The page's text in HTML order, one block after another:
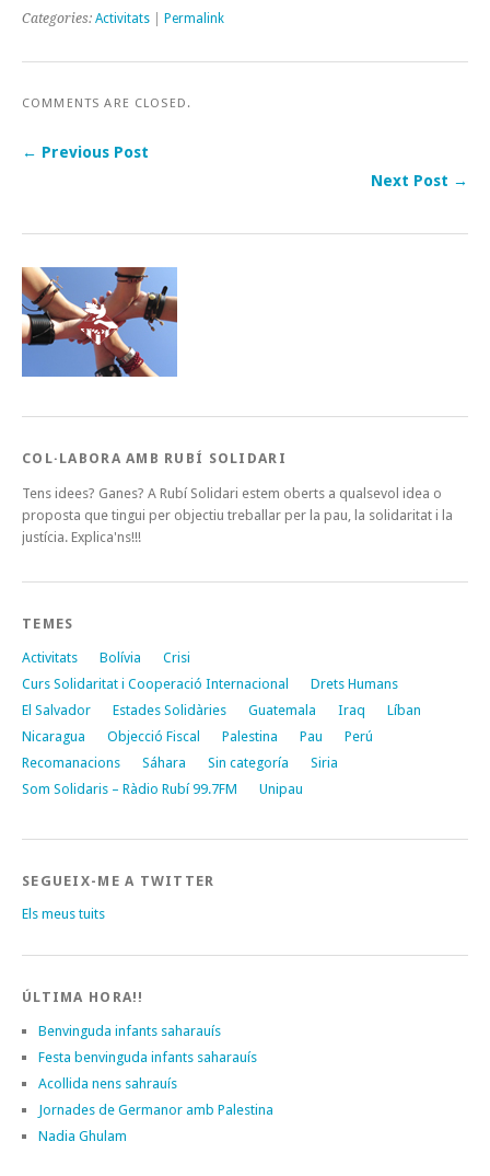
Categories: Activitats Permalink
COMMENTS ARE CLOSED.
← Previous Post
Next Post →
COL·LABORA AMB RUBÍ SOLIDARI
Tens idees? Ganes? A Rubí Solidari estem oberts a qualsevol idea o
proposta que tingui per objectiu treballar per la pau, la solidaritat i la
justícia. Explica'ns!!!
TEMES
Activitats Bolívia
Crisi
Curs Solidaritat i Cooperació Internacional
Drets Humans
El Salvador
Estades Solidàries Guatemala Iraq
Líban
Nicaragua
Objecció Fiscal Palestina Pau
Perú
Recomanacions
Sáhara Sin categoría
Siria
Som Solidaris – Ràdio Rubí 99.7FM
Unipau
SEGUEIX-ME A TWITTER
Els meus tuits
ÚLTIMA HORA!!
Benvinguda infants saharauís
Festa benvinguda infants saharauís
Acollida nens sahrauís
Jornades de Germanor amb Palestina
Nadia Ghulam